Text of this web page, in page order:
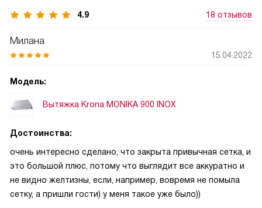
4.9 18 отзывов
Милана
15.04.2022
Модель:
Вытяжка Krona MONIKA 900 INOX
Достоинства:
очень интересно сделано, что закрыта привычная сетка, и
это большой плюс, потому что выглядит все аккуратно и
не видно желтизны, если, например, вовремя не помыла
сетку, а пришли гости) у меня такое уже было))